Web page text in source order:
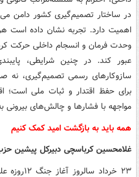
در ساختار تصمیم‌گیری کشور دامن
اهمیت دارد. تجربه نشان داده
وحدت فرمان و انسجام داخلی حرکت
عبور کند. در چنین شرایطی،
سازوکارهای رسمی تصمیم‌گیری، نه
برای حفظ اقتدار و ثبات ملی است؛
مواجهه با فشارها و چالش‌های بیرونی
همه باید به بازگشت امید کمک کنیم
غلامحسین کرباسچی دبیرکل پیشین حزب
۲۳ خرداد